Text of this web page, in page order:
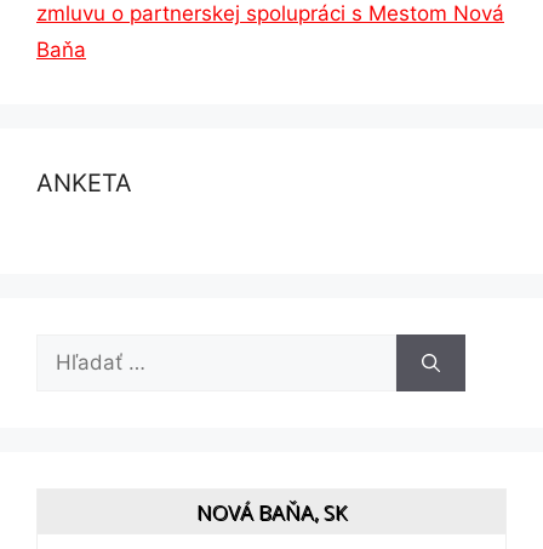
zmluvu o partnerskej spolupráci s Mestom Nová
Baňa
ANKETA
Hľadať:
NOVÁ BAŇA, SK